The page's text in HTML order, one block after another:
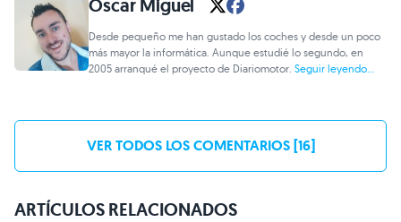
Óscar Miguel
Desde pequeño me han gustado los coches y desde un poco
más mayor la informática. Aunque estudié lo segundo, en
2005 arranqué el proyecto de Diariomotor.Seguir leyendo...
VER TODOS LOS COMENTARIOS [16]
ARTÍCULOS RELACIONADOS